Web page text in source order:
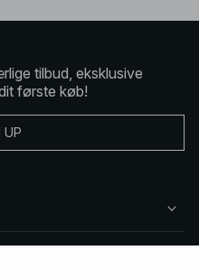
tilbud, eksklusive
første køb!
UP